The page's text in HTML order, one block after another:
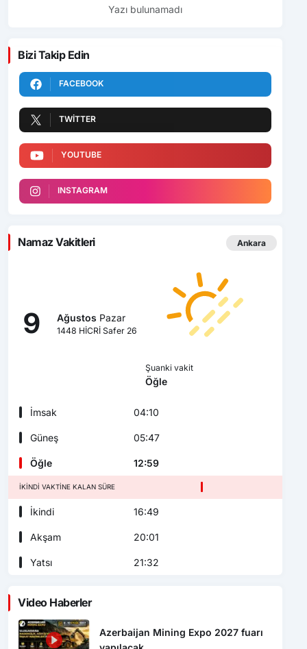
Yazı bulunamadı
Bizi Takip Edin
FACEBOOK
TWITTER
YOUTUBE
INSTAGRAM
Namaz Vakitleri Ankara
9 Ağustos Pazar
1448 HİCRİ Safer 26
Şuanki vakit
Öğle
İmsak 04:10
Güneş 05:47
Öğle 12:59
İKINDI VAKTINE KALAN SÜRE
İkindi 16:49
Akşam 20:01
Yatsı 21:32
Video Haberler
Azerbaijan Mining Expo 2027 fuarı